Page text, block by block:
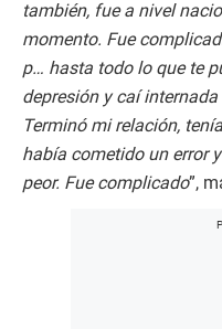
también, fue a nivel
momento. Fue
p… hasta todo lo que te
depresión y caí
Terminó mi relación,
había cometido un error
peor. Fue complicado”,